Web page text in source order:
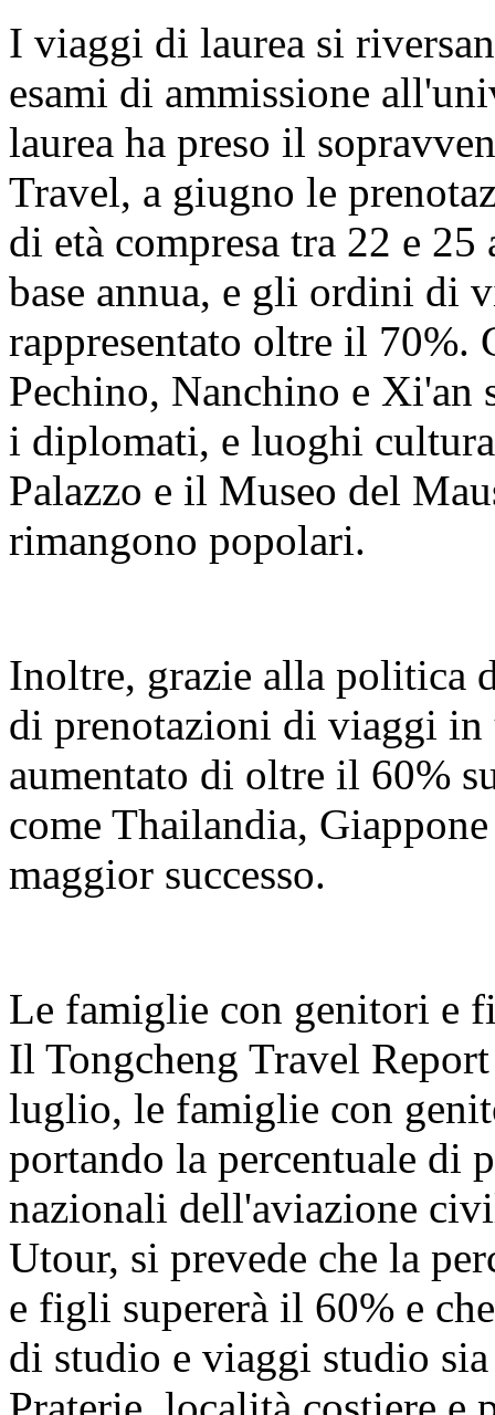
I viaggi di laurea si
esami di ammissione
laurea ha preso il
Travel, a giugno le
di età compresa tra 22 e
base annua, e gli ordini di
rappresentato oltre il 70%.
Pechino, Nanchino e Xi'an
i diplomati, e luoghi
Palazzo e il Museo del
rimangono popolari.
Inoltre, grazie alla politica
di prenotazioni di viaggi in
aumentato di oltre il 60%
come Thailandia,
maggior successo.
Le famiglie con genitori e
Il Tongcheng Travel
luglio, le famiglie con
portando la percentuale di
nazionali dell'aviazione
Utour, si prevede che la
e figli supererà il 60% e
di studio e viaggi studio